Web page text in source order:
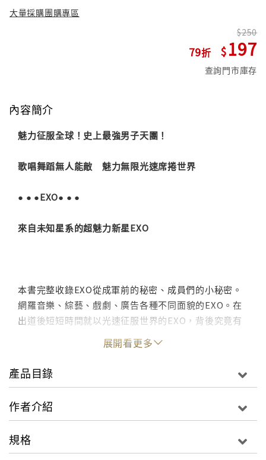
大量採購團購專區
79
250
197
查詢門市庫存
內容簡介
魅力征服全球！史上最強男子天團！
歌唱舞蹈無人能敵 魅力無限光速席捲世界
● ● ●EXO● ● ●
來自未知星系的超魅力新星EXO
本書完整收錄EXO從成軍前的秘密、成員們的小秘密。
網羅音樂、綜藝、戲劇、廣告各種不同面貌的EXO。在
出道後短短時間就以光速征服世界的EXO，背後究竟有
什麼樣的魅力，收服競爭激烈的演藝市場，站穩腳步。
【EXO】是韓國SM Entertainment旗下的男子團體，
K（Korean），以及針對大中華市場的EXO-
展開活動。
展開看更多
產品目錄
作者介紹
規格